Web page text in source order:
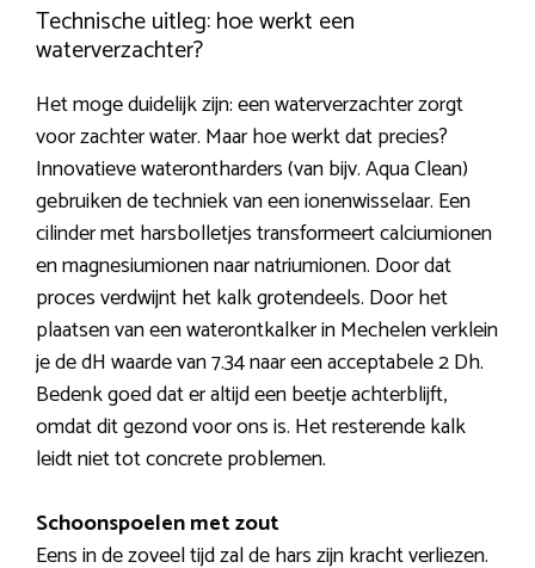
Technische uitleg: hoe werkt een
waterverzachter?
Het moge duidelijk zijn: een waterverzachter zorgt
voor zachter water. Maar hoe werkt dat precies?
Innovatieve waterontharders (van bijv. Aqua Clean)
gebruiken de techniek van een ionenwisselaar. Een
cilinder met harsbolletjes transformeert calciumionen
en magnesiumionen naar natriumionen. Door dat
proces verdwijnt het kalk grotendeels. Door het
plaatsen van een waterontkalker in Mechelen verklein
je de dH waarde van 7.34 naar een acceptabele 2 Dh.
Bedenk goed dat er altijd een beetje achterblijft,
omdat dit gezond voor ons is. Het resterende kalk
leidt niet tot concrete problemen.
Schoonspoelen met zout
Eens in de zoveel tijd zal de hars zijn kracht verliezen.